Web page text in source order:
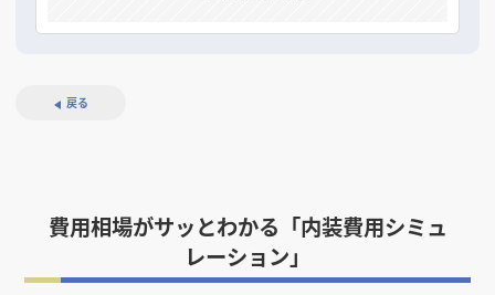
戻る
費用相場がサッとわかる「内装費用シミュ
レーション」